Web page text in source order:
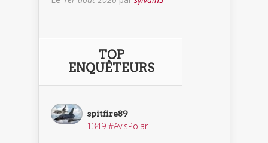
TOP
ENQUÊTEURS
spitfire89
1349 #AvisPolar